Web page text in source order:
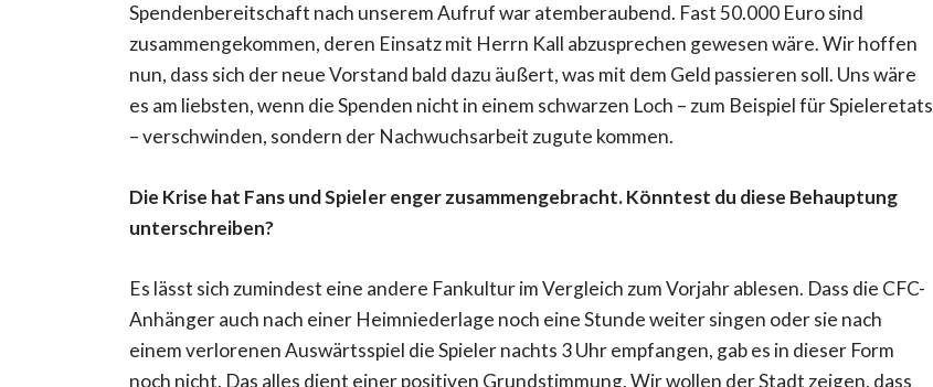
Spendenbereitschaft nach unserem Aufruf war atemberaubend. Fast 50.000 Euro sind
zusammengekommen, deren Einsatz mit Herrn Kall abzusprechen gewesen wäre. Wir hoffen
nun, dass sich der neue Vorstand bald dazu äußert, was mit dem Geld passieren soll. Uns wäre
es am liebsten, wenn die Spenden nicht in einem schwarzen Loch – zum Beispiel für Spieleretats
– verschwinden, sondern der Nachwuchsarbeit zugute kommen.
Die Krise hat Fans und Spieler enger zusammengebracht. Könntest du diese Behauptung
unterschreiben?
Es lässt sich zumindest eine andere Fankultur im Vergleich zum Vorjahr ablesen. Dass die CFC-
Anhänger auch nach einer Heimniederlage noch eine Stunde weiter singen oder sie nach
einem verlorenen Auswärtsspiel die Spieler nachts 3 Uhr empfangen, gab es in dieser Form
noch nicht. Das alles dient einer positiven Grundstimmung. Wir wollen der Stadt zeigen, dass